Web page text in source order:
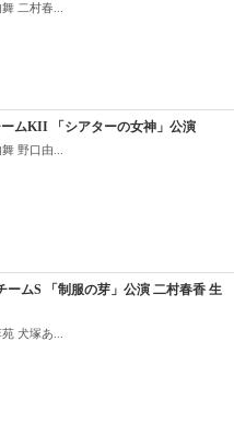
二村春...
ームKII 「シアターの女神」公演
野口由...
ームS 「制服の芽」公演 二村春香 生
犬塚あ...